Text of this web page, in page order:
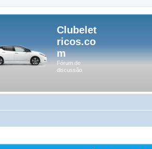
Clubelet
ricos.co
m
Fórum de
discussão